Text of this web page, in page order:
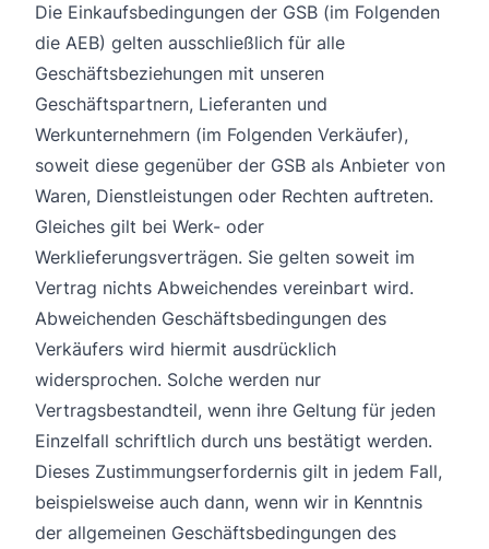
Die Einkaufsbedingungen der GSB (im Folgenden
die AEB) gelten ausschließlich für alle
Geschäftsbeziehungen mit unseren
Geschäftspartnern, Lieferanten und
Werkunternehmern (im Folgenden Verkäufer),
soweit diese gegenüber der GSB als Anbieter von
Waren, Dienstleistungen oder Rechten auftreten.
Gleiches gilt bei Werk- oder
Werklieferungsverträgen. Sie gelten soweit im
Vertrag nichts Abweichendes vereinbart wird.
Abweichenden Geschäftsbedingungen des
Verkäufers wird hiermit ausdrücklich
widersprochen. Solche werden nur
Vertragsbestandteil, wenn ihre Geltung für jeden
Einzelfall schriftlich durch uns bestätigt werden.
Dieses Zustimmungserfordernis gilt in jedem Fall,
beispielsweise auch dann, wenn wir in Kenntnis
der allgemeinen Geschäftsbedingungen des